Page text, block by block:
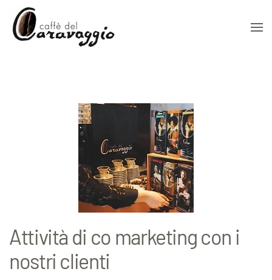
Skip to main content
Attività di co marketing con i
nostri clienti